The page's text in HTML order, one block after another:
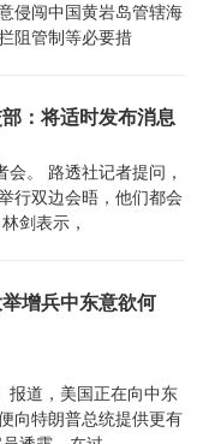
侵闯中国黄岩岛管辖海
阻管制等必要措
：将适时发布消息
。 路透社记者提问，
行双边会晤，他们都会
剑表示，
增兵中东意欲何
报道，美国正在向中东
向特朗普总统提供更有